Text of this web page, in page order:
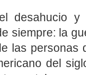
desahucio
siempre: la
las personas
del